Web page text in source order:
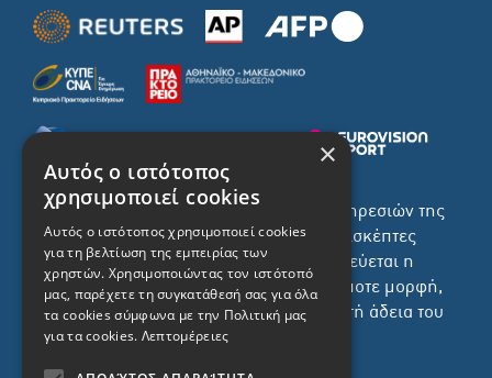
Το σύνολο του περιεχομένου και των υπηρεσιών της
ιστοσελίδας του ΡΙΚ διατίθεται στους επισκέπτες
αυστηρά για προσωπική χρήση. Απαγορεύεται η
χρήση ή επανεκπομπή του, σε οποιοδήποτε μορφή,
με ή χωρίς επεξεργασία και χωρίς γραπτή άδεια του
ΡΙΚ.
×
Αυτός ο ιστότοπος
χρησιμοποιεί cookies
Αυτός ο ιστότοπος χρησιμοποιεί cookies
για τη βελτίωση της εμπειρίας των
χρηστών. Χρησιμοποιώντας τον ιστότοπό
μας, παρέχετε τη συγκατάθεσή σας για όλα
τα cookies σύμφωνα με την Πολιτική μας
για τα cookies. Λεπτομέρειες